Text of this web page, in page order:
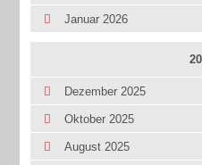
Januar 2026
Dezember 2025
Oktober 2025
August 2025